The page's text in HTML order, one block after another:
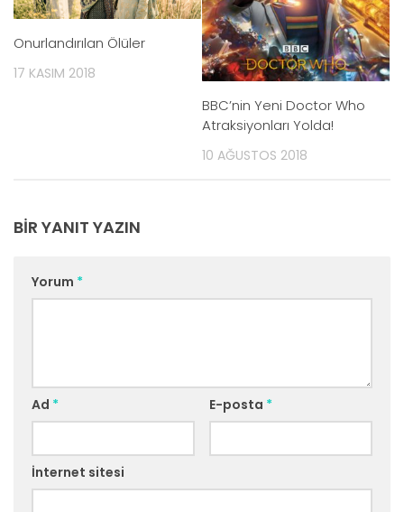
Onurlandırılan Ölüler
17 KASIM 2018
BBC’nin Yeni Doctor Who
Atraksiyonları Yolda!
10 AĞUSTOS 2018
BIR YANIT YAZIN
Yorum *
Ad * E-posta *
İnternet sitesi